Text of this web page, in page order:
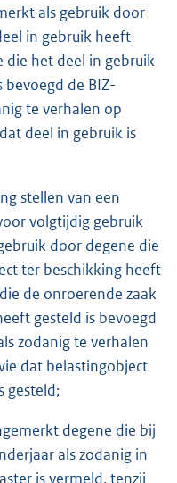
als gebruik door
in gebruik heeft
die het deel in gebruik
bevoegd de BIZ-
te verhalen op
deel in gebruik is
stellen van een
volgtijdig gebruik
door degene die
ter beschikking heeft
de onroerende zaak
gesteld is bevoegd
zodanig te verhalen
dat belastingobject
gesteld;
degene die bij
als zodanig in
is vermeld, tenzij